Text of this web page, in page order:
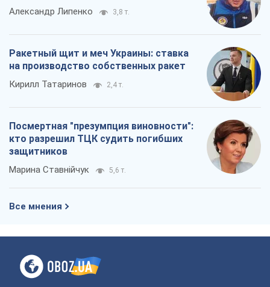
Александр Липенко 3,8 т.
Ракетный щит и меч Украины: ставка
на производство собственных ракет
Кирилл Татаринов 2,4 т.
Посмертная "презумпция виновности":
кто разрешил ТЦК судить погибших
защитников
Марина Ставнійчук 5,6 т.
Все мнения